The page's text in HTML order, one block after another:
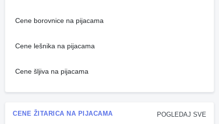
Cene borovnice na pijacama
Cene lešnika na pijacama
Cene šljiva na pijacama
POGLEDAJ SVE
CENE ŽITARICA NA PIJACAMA